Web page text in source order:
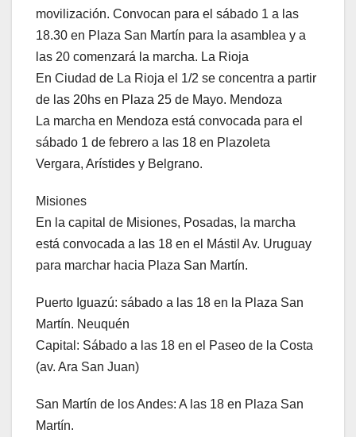
movilización. Convocan para el sábado 1 a las
18.30 en Plaza San Martín para la asamblea y a
las 20 comenzará la marcha. La Rioja
En Ciudad de La Rioja el 1/2 se concentra a partir
de las 20hs en Plaza 25 de Mayo. Mendoza
La marcha en Mendoza está convocada para el
sábado 1 de febrero a las 18 en Plazoleta
Vergara, Arístides y Belgrano.
Misiones
En la capital de Misiones, Posadas, la marcha
está convocada a las 18 en el Mástil Av. Uruguay
para marchar hacia Plaza San Martín.
Puerto Iguazú: sábado a las 18 en la Plaza San
Martín. Neuquén
Capital: Sábado a las 18 en el Paseo de la Costa
(av. Ara San Juan)
San Martín de los Andes: A las 18 en Plaza San
Martín.